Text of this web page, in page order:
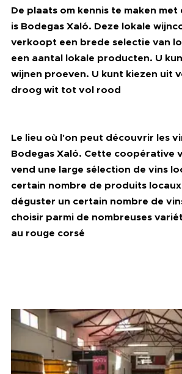
De plaats om kennis te maken met
is Bodegas Xaló. Deze lokale
verkoopt een brede selectie van
een aantal lokale producten. U
wijnen proeven. U kunt kiezen uit
droog wit tot vol rood
Le lieu où l'on peut découvrir les
Bodegas Xaló. Cette coopérative
vend une large sélection de vins
certain nombre de produits
déguster un certain nombre de
choisir parmi de nombreuses
au rouge corsé